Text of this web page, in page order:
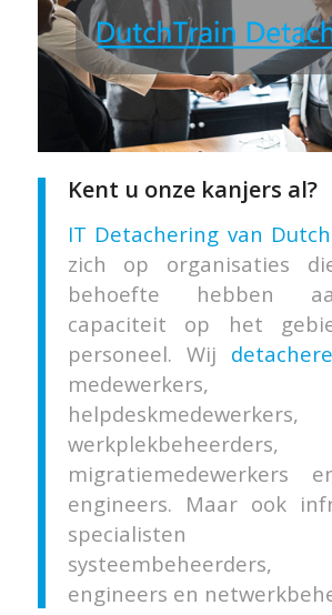
Kent u onze kanjers al?
IT Detachering van
zich op organisaties
behoefte hebben
capaciteit op het
personeel. Wij
helpdeskmedewerkers,
werkplekbeheerders,
migratiemedewerkers
engineers. Maar ook
specialisten
engineers en